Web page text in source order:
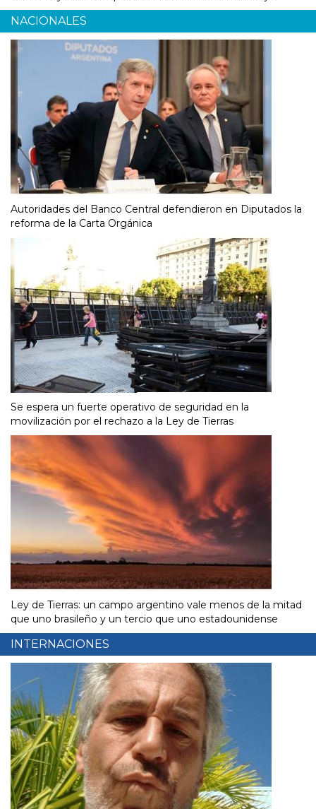
NACIONALES
Autoridades del Banco Central defendieron en Diputados la
reforma de la Carta Orgánica
Se espera un fuerte operativo de seguridad en la
movilización por el rechazo a la Ley de Tierras
Ley de Tierras: un campo argentino vale menos de la mitad
que uno brasileño y un tercio que uno estadounidense
INTERNACIONES